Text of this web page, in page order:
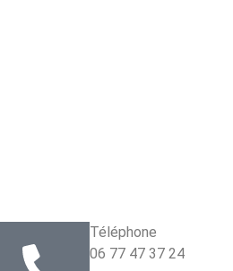
Téléphone
06 77 47 37 24